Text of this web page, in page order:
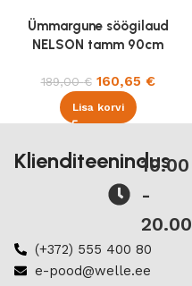
Ümmargune söögilaud
NELSON tamm 90cm
189,00€ 160,65 €
Lisa korvi
Klienditeenindus
10.00
-
20.00
(+372) 555 400 80
e-pood@welle.ee